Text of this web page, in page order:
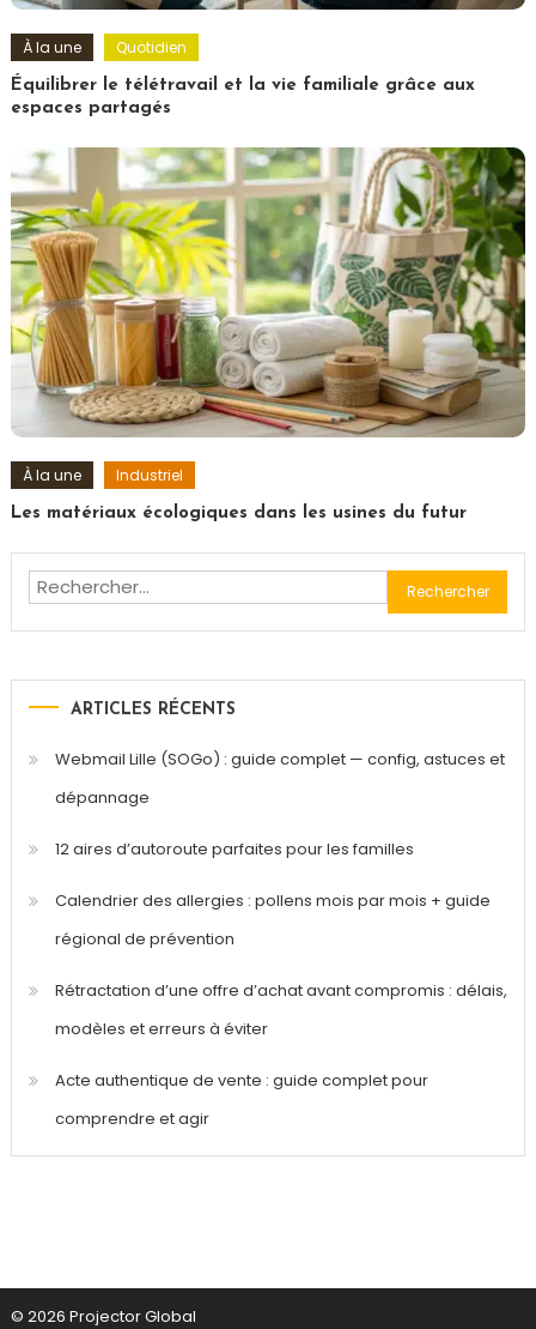
À la une Quotidien
Équilibrer le télétravail et la vie familiale grâce aux
espaces partagés
À la une Industriel
Les matériaux écologiques dans les usines du futur
Rechercher :
ARTICLES RÉCENTS
Webmail Lille (SOGo) : guide complet — config, astuces et
dépannage
12 aires d’autoroute parfaites pour les familles
Calendrier des allergies : pollens mois par mois + guide
régional de prévention
Rétractation d’une offre d’achat avant compromis : délais,
modèles et erreurs à éviter
Acte authentique de vente : guide complet pour
comprendre et agir
© 2026 Projector Global